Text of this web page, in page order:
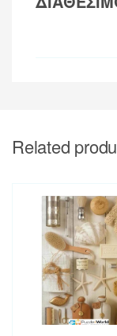
Related